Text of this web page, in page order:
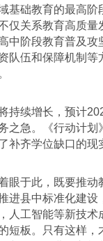
基础教育的最高
仅关系教育高质
阶段教育普及
队伍和保障机制
续增长，预计
之急。《行动计
补齐学位缺口的现
于此，既要推动
进县中标准化建
人工智能等新技
短板。只有这样